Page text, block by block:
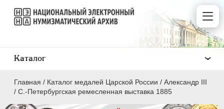
Главная / Каталог медалей Царской России / Александр III
/ С.-Петербургская ремесленная выставка 1885
Каталог